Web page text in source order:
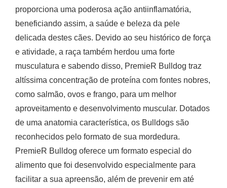
proporciona uma poderosa ação antiinflamatória,
beneficiando assim, a saúde e beleza da pele
delicada destes cães. Devido ao seu histórico de força
e atividade, a raça também herdou uma forte
musculatura e sabendo disso, PremieR Bulldog traz
altíssima concentração de proteína com fontes nobres,
como salmão, ovos e frango, para um melhor
aproveitamento e desenvolvimento muscular. Dotados
de uma anatomia característica, os Bulldogs são
reconhecidos pelo formato de sua mordedura.
PremieR Bulldog oferece um formato especial do
alimento que foi desenvolvido especialmente para
facilitar a sua apreensão, além de prevenir em até